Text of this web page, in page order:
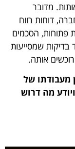
מדובר
דוחות רווח
פתוחות, הסכמים
שמסייעות
אותה.
מעבודתו של
מה דרוש